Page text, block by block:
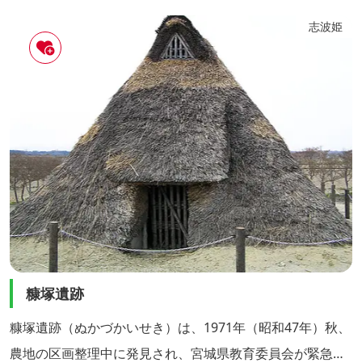
志波姫
糠塚遺跡
糠塚遺跡（ぬかづかいせき）は、1971年（昭和47年）秋、
農地の区画整理中に発見され、宮城県教育委員会が緊急で